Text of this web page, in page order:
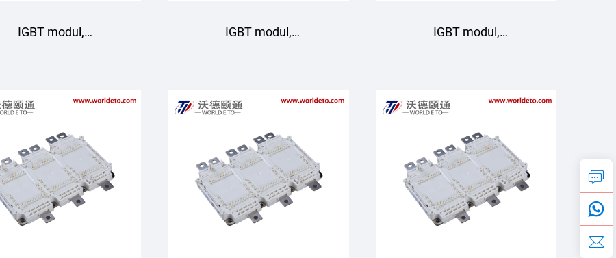
IGBT modul,
Starpower
IGBT modul,
Starpower
IGBT modul,
Starpower